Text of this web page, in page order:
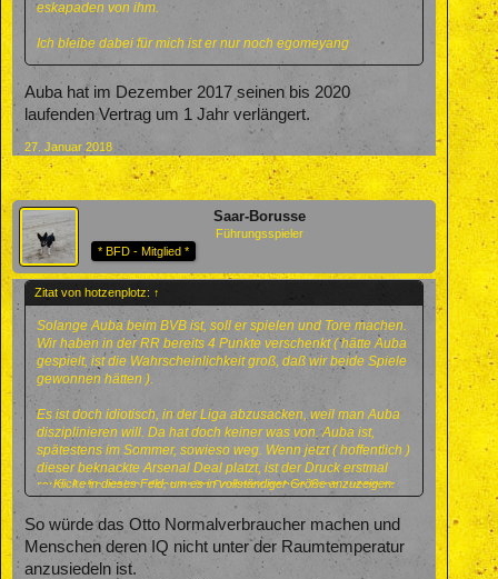
eskapaden von ihm.
Ich bleibe dabei für mich ist er nur noch egomeyang
Auba hat im Dezember 2017 seinen bis 2020
laufenden Vertrag um 1 Jahr verlängert.
27. Januar 2018
Saar-Borusse
Führungsspieler
* BFD - Mitglied *
Zitat von hotzenplotz: ↑
Solange Auba beim BVB ist, soll er spielen und Tore machen.
Wir haben in der RR bereits 4 Punkte verschenkt ( hätte Auba
gespielt, ist die Wahrscheinlichkeit groß, daß wir beide Spiele
gewonnen hätten ).
Es ist doch idiotisch, in der Liga abzusacken, weil man Auba
disziplinieren will. Da hat doch keiner was von. Auba ist,
spätestens im Sommer, sowieso weg. Wenn jetzt ( hoffentlich )
dieser beknackte Arsenal Deal platzt, ist der Druck erstmal
raus. Auba weiss, dass er im Sommer gehen kann, wenn er
bis dahin keinen Unsinn und dafür seine Buden macht. Damit
wären die Fronten klar. Auba geht im Sommer und der BVB
hat Zeit einen geeigneten Nachfolger zu finden und sich jetzt
VOR ALLEM auf das Saisonziel CL Quali zu konzentrieren.
Klicke in dieses Feld, um es in vollständiger Größe anzuzeigen.
So würde das Otto Normalverbraucher machen und
Menschen deren IQ nicht unter der Raumtemperatur
anzusiedeln ist.